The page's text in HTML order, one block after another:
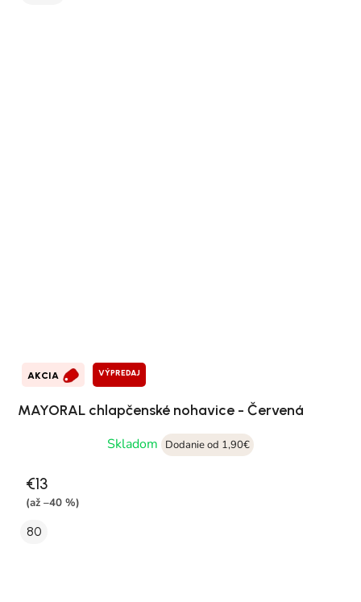
AKCIA VÝPREDAJ
MAYORAL chlapčenské nohavice - Červená
Skladom
Dodanie od 1,90€
€13
(až –40 %)
80